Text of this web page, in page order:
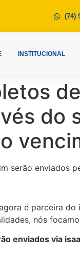
(74)
INSTITUCIONAL
do
serão enviados
é parceira
nós
enviados via